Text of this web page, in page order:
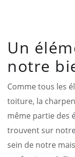
Un
notre
Comme tous les
toiture, la
même partie des
trouvent sur
sein de notre